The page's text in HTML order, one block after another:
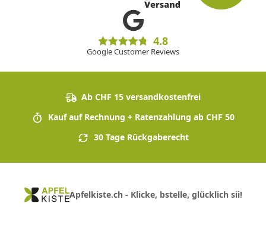
4.8
Google Customer Reviews
Ab CHF 15 versandkostenfrei
Kauf auf Rechnung + Ratenzahlung ab CHF 50
30 Tage Rückgaberecht
Apfelkiste.ch - Klicke, bstelle, glücklich sii!